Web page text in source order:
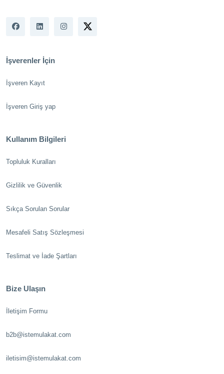
İşverenler İçin
İşveren Kayıt
İşveren Giriş yap
Kullanım Bilgileri
Topluluk Kuralları
Gizlilik ve Güvenlik
Sıkça Sorulan Sorular
Mesafeli Satış Sözleşmesi
Teslimat ve İade Şartları
Bize Ulaşın
İletişim Formu
b2b@istemulakat.com
iletisim@istemulakat.com